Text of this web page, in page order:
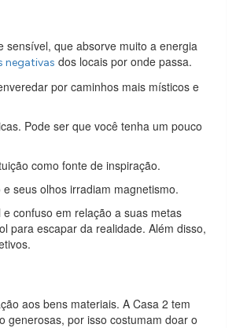
sensível, que absorve muito a energia
negativas dos locais por onde passa.
por caminhos mais místicos e
Pode ser que você tenha um pouco
como fonte de inspiração.
seus olhos irradiam magnetismo.
confuso em relação a suas metas
para escapar da realidade. Além disso,
aos bens materiais. A Casa 2 tem
generosas, por isso costumam doar o